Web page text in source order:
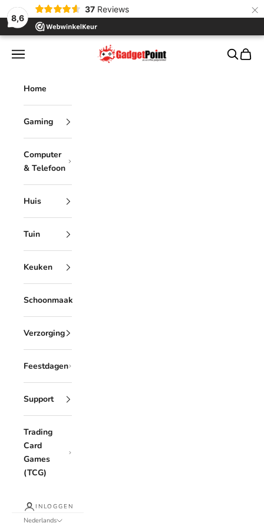
8,6
37 Reviews ×
Naar inhoud
Gadgetpoint
Menu Zoeken
Home
Gaming
Computer
& Telefoon
Huis
Tuin
Keuken
Schoonmaak
Verzorging
Feestdagen
Support
Trading
Card
Games
(TCG)
INLOGGEN
Nederlands